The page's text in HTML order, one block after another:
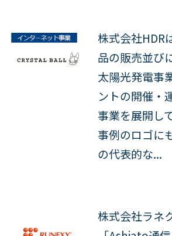
株式会社HDR
品の販売並び
太陽光発電事
ントの開催・
事業を展開し
事例のロゴに
の代表的な...
株式会社ラネ